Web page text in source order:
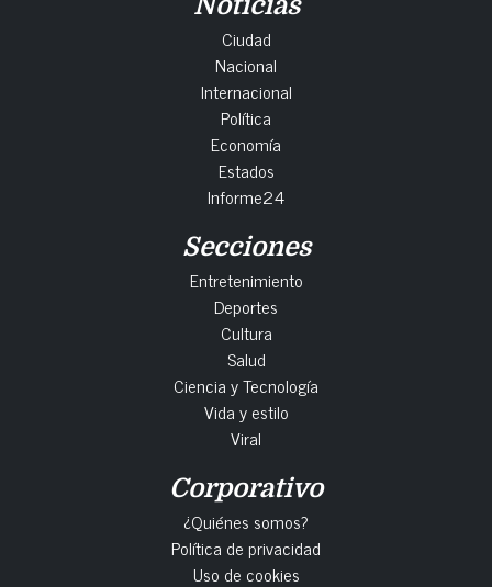
Ciudad
Nacional
Internacional
Política
Economía
Estados
Informe24
Secciones
Entretenimiento
Deportes
Cultura
Salud
Ciencia y Tecnología
Vida y estilo
Viral
Corporativo
¿Quiénes somos?
Política de privacidad
Uso de cookies